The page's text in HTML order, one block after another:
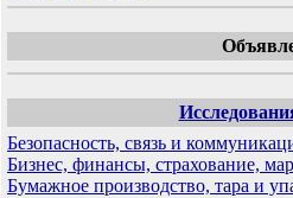
Безопасность, связь и
Бизнес, финансы, страхование,
Бумажное производство, тара и